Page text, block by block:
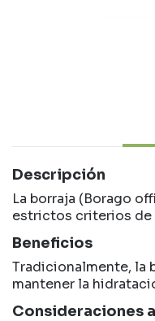
Descripción
La borraja (Borago
estrictos criterios de
Beneficios
Tradicionalmente, la
mantener la
Consideraciones